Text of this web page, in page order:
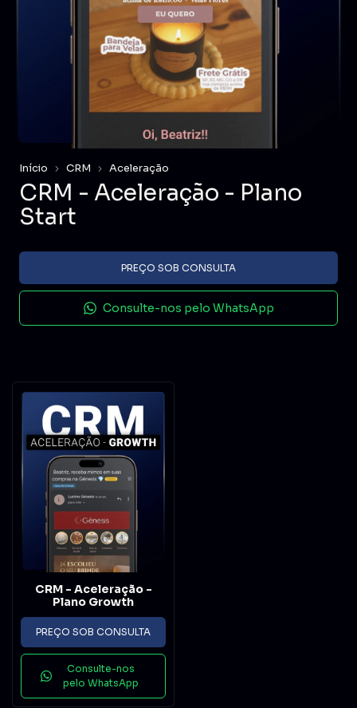
Início CRM Aceleração
CRM - Aceleração - Plano
Start
Consulte-nos pelo WhatsApp
CRM - Aceleração -
Plano Growth
PREÇO SOB CONSULTA
Consulte-nos
pelo WhatsApp